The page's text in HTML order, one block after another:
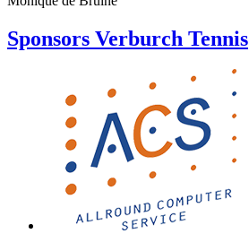
Sponsors Verburch Tennis